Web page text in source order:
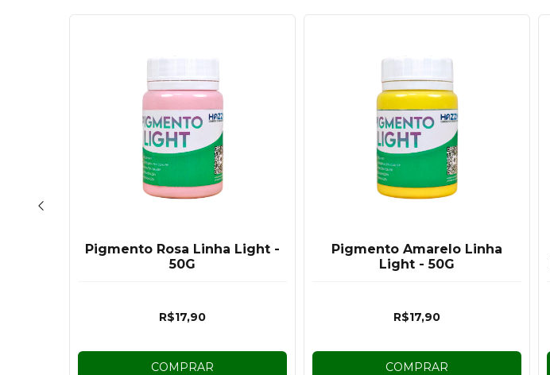
Pigmento Rosa Linha Light -
50G
R$17,90
COMPRAR
Pigmento Amarelo Linha
Light - 50G
R$17,90
COMPRAR